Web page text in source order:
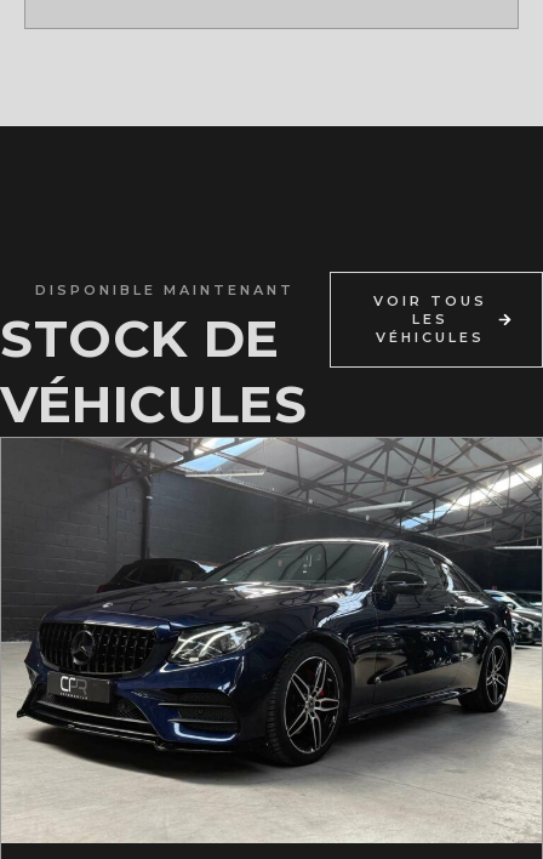
DISPONIBLE MAINTENANT
STOCK DE
VÉHICULES
VOIR TOUS
LES
VÉHICULES